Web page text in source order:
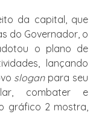
da capital, que
do Governador, o
o plano de
lançando
slogan para seu
combater e
gráfico 2 mostra,